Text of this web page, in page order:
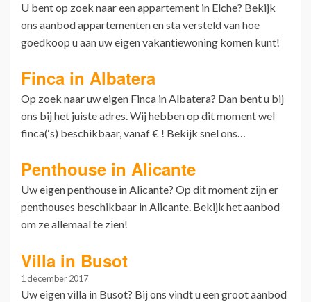
U bent op zoek naar een appartement in Elche? Bekijk
ons aanbod appartementen en sta versteld van hoe
goedkoop u aan uw eigen vakantiewoning komen kunt!
Finca in Albatera
Op zoek naar uw eigen Finca in Albatera? Dan bent u bij
ons bij het juiste adres. Wij hebben op dit moment wel
finca(‘s) beschikbaar, vanaf € ! Bekijk snel ons…
Penthouse in Alicante
Uw eigen penthouse in Alicante? Op dit moment zijn er
penthouses beschikbaar in Alicante. Bekijk het aanbod
om ze allemaal te zien!
Villa in Busot
1 december 2017
Uw eigen villa in Busot? Bij ons vindt u een groot aanbod